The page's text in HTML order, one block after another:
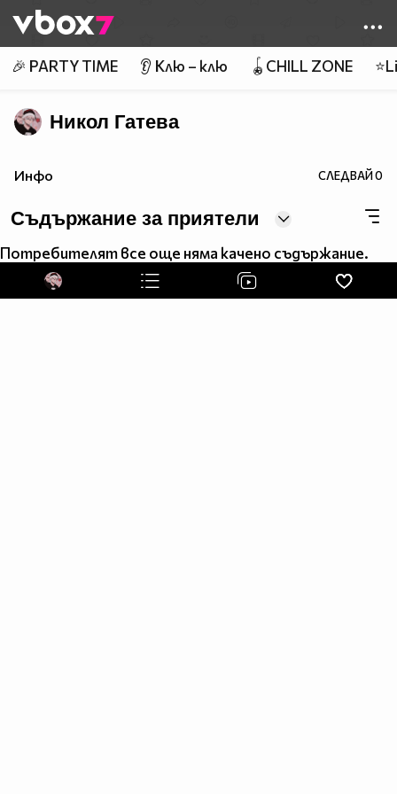
👾
🎉 PARTY TIME 👂 Клю – клю 🪀CHILL ZONE
Никол Гатева
Инфо СЛЕДВАЙ0
Съдържание за приятели
Потребителят все още няма качено съдържание.